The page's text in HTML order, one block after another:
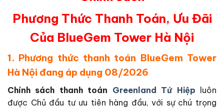
Phương Thức Thanh Toán, Ưu Đãi
Của BlueGem Tower Hà Nội
1. Phương thức thanh toán BlueGem Tower
Hà Nội đang áp dụng 08/2026
Chính sách thanh toán Greenland Tứ Hiệp luôn
được Chủ đầu tư ưu tiên hàng đầu, với sự chú trọng